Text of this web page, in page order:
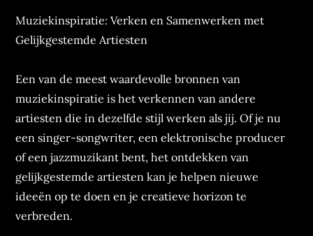
Muziekinspiratie: Verken en Samenwerken met
Gelijkgestemde Artiesten
Een van de meest waardevolle bronnen van
muziekinspiratie is het verkennen van andere
artiesten die in dezelfde stijl werken als jij. Of je nu
een singer-songwriter, een elektronische producer
of een jazzmuzikant bent, het ontdekken van
gelijkgestemde artiesten kan je helpen nieuwe
ideeën op te doen en je creatieve horizon te
verbreden.